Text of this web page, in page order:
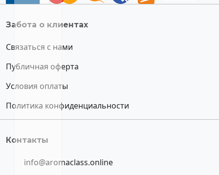
Забота о клиентах
Связаться с нами
Публичная оферта
Условия оплаты
Политика конфиденциальности
Контакты
info@aromaclass.online